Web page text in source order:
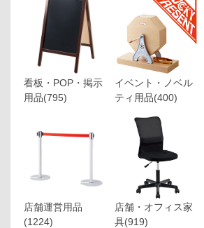
看板・POP・掲示
用品(795)
イベント・ノベル
ティ用品(400)
店舗運営用品
(1224)
店舗・オフィス家
具(919)